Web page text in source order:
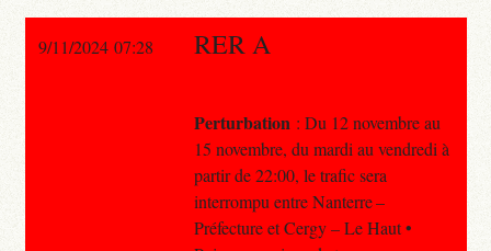
9/11/2024 07:28 RER A
Perturbation : Du 12 novembre au
15 novembre, du mardi au vendredi à
partir de 22:00, le trafic sera
interrompu entre Nanterre –
Préfecture et Cergy – Le Haut •